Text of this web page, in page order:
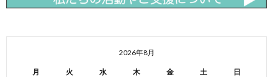
2026年8月
月 火 水 木 金 土 日